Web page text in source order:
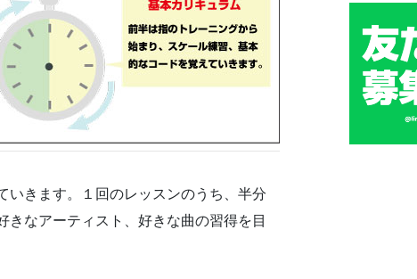
いきます。１回のレッスンのうち、半分
なアーティスト、好きな曲の習得を目